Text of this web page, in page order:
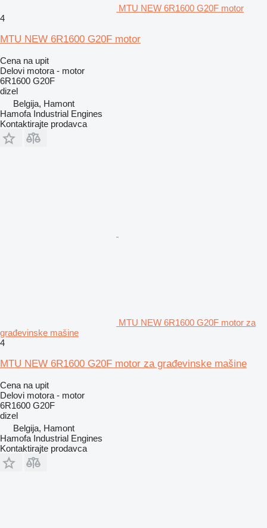
MTU NEW 6R1600 G20F motor
4
MTU NEW 6R1600 G20F motor
Cena na upit
Delovi motora - motor
6R1600 G20F
dizel
Belgija, Hamont
Hamofa Industrial Engines
Kontaktirajte prodavca
MTU NEW 6R1600 G20F motor za
građevinske mašine
4
MTU NEW 6R1600 G20F motor za građevinske mašine
Cena na upit
Delovi motora - motor
6R1600 G20F
dizel
Belgija, Hamont
Hamofa Industrial Engines
Kontaktirajte prodavca